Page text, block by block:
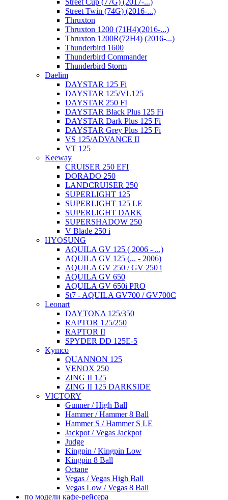
Street Cup (77G) (2017-...)
Street Twin (74G) (2016-...)
Thruxton
Thruxton 1200 (71H4)(2016-...)
Thruxton 1200R(72H4) (2016-...)
Thunderbird 1600
Thunderbird Commander
Thunderbird Storm
Daelim
DAYSTAR 125 Fi
DAYSTAR 125/VL125
DAYSTAR 250 FI
DAYSTAR Black Plus 125 Fi
DAYSTAR Dark Plus 125 Fi
DAYSTAR Grey Plus 125 Fi
VS 125/ADVANCE II
VT 125
Keeway
CRUISER 250 EFI
DORADO 250
LANDCRUISER 250
SUPERLIGHT 125
SUPERLIGHT 125 LE
SUPERLIGHT DARK
SUPERSHADOW 250
V Blade 250 i
HYOSUNG
AQUILA GV 125 ( 2006 - ...)
AQUILA GV 125 (... - 2006)
AQUILA GV 250 / GV 250 i
AQUILA GV 650
AQUILA GV 650i PRO
St7 - AQUILA GV700 / GV700C
Leonart
DAYTONA 125/350
RAPTOR 125/250
RAPTOR II
SPYDER DD 125E-5
Kymco
QUANNON 125
VENOX 250
ZING II 125
ZING II 125 DARKSIDE
VICTORY
Gunner / High Ball
Hammer / Hammer 8 Ball
Hammer S / Hammer S LE
Jackpot / Vegas Jackpot
Judge
Kingpin / Kingpin Low
Kingpin 8 Ball
Octane
Vegas / Vegas High Ball
Vegas Low / Vegas 8 Ball
по модели кафе-рейсера